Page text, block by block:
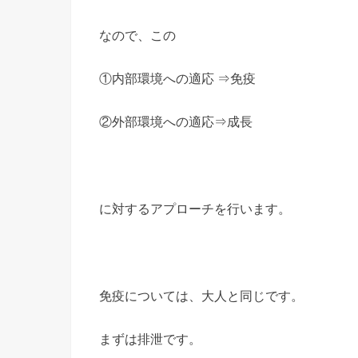
なので、この
①内部環境への適応 ⇒免疫
②外部環境への適応⇒成長
に対するアプローチを行います。
免疫については、大人と同じです。
まずは排泄です。